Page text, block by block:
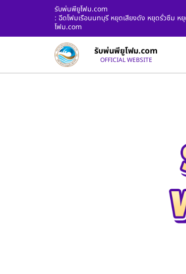
รับพ่นพียูโฟม.com
: ฉีดโฟมเรือนนทบุรี หยุดเสียงดัง หยุดรั่วซึม
โฟม.com
รับพ่นพียูโฟม.com
OFFICIAL WEBSITE